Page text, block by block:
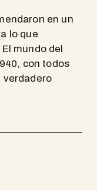
en un
lo que
mundo del
con todos
verdadero